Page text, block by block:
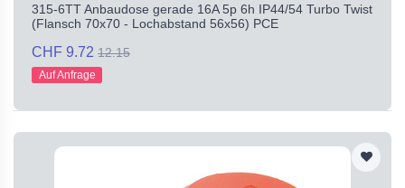
315-6TT Anbaudose gerade 16A 5p 6h IP44/54 Turbo Twist
(Flansch 70x70 - Lochabstand 56x56) PCE
CHF 9.72 12.15
Auf Anfrage